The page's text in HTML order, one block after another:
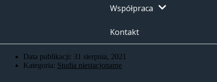
Współpraca
Kontakt
Data publikacji: 31 sierpnia, 2021
Kategoria: Studia niestacjonarne